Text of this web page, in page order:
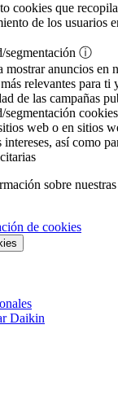
cookies que
de los usuarios
ⓘ
mostrar anuncios en
relevantes para ti
de las campañas
web o en sitios
intereses, así como
sobre
de cookies
Daikin